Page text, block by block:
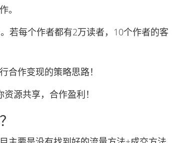
。
每个作者都有2万读者，10个作者的客
作变现的策略思路！
源共享，合作盈利！